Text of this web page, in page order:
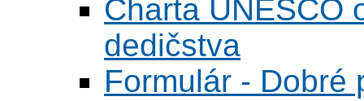
Charta UNESCO
dedičstva
Formulár - Dobré